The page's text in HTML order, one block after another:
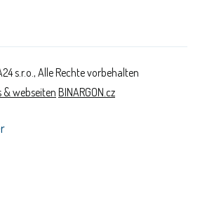
s.r.o., Alle Rechte vorbehalten
& webseiten BINARGON.cz